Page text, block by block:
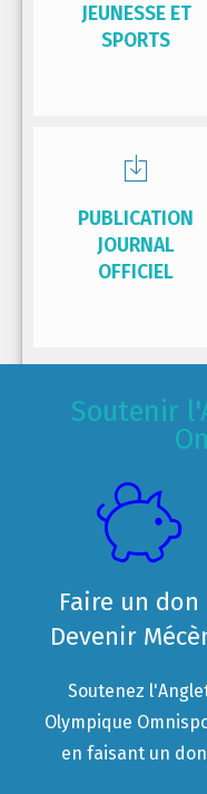
JEUNESSE ET
SPORTS
PUBLICATION
JOURNAL
OFFICIEL
Soutenir
Faire un
Devenir
Soutenez
Olympique
en faisant un